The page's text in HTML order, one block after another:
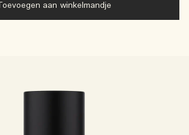
aan winkelmandje